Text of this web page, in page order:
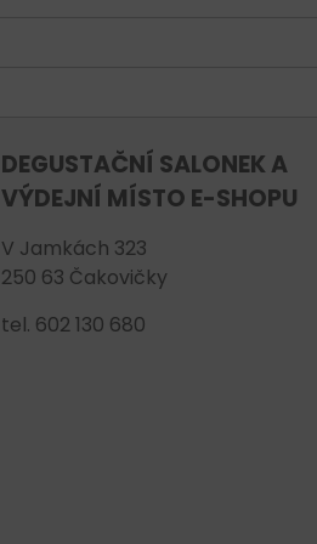
DEGUSTAČNÍ SALONEK A
VÝDEJNÍ MÍSTO E-SHOPU
V Jamkách 323
250 63 Čakovičky
tel. 602 130 680